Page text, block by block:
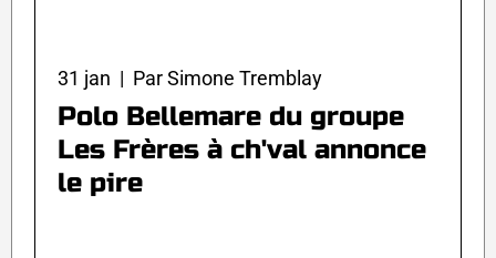
31 jan | Par Simone Tremblay
Polo Bellemare du groupe
Les Frères à ch'val annonce
le pire